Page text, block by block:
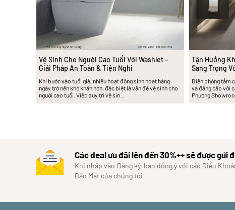
Vệ Sinh Cho Người Cao Tuổi Với Washlet –
Giải Pháp An Toàn & Tiện Nghi
Khi bước vào tuổi già, nhiều hoạt động sinh hoạt hàng
ngày trở nên khó khăn hơn, đặc biệt là vấn đề vệ sinh cho
người cao tuổi. Việc duy trì vệ sin…
Tận Hưởng
Sang Trọng
Biến phòng tắm
và đẳng cấp với
Phương
Các deal ưu đãi lên đến 30%++ sẽ được gửi
Khi nhấp vào Đăng ký, bạn đồng ý với các Điều
Bảo Mật của chúng tôi